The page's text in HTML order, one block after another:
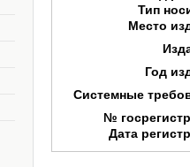
Тип
Место
Год
Системные
№
Дата